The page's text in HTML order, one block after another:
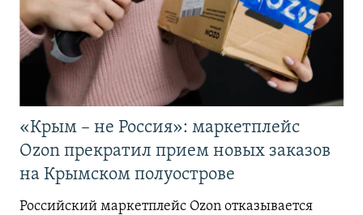
«Крым – не Россия»: маркетплейс
Ozon прекратил прием новых заказов
на Крымском полуострове
Российский маркетплейс Ozon отказывается